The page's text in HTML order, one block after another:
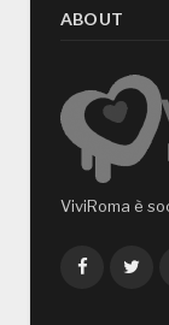
ABOUT
ViviRoma è
Facebook